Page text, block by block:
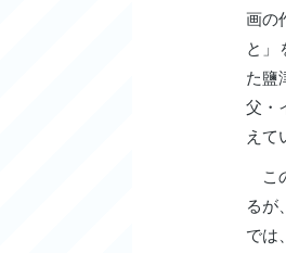
画の
と」
た鹽
父・
えて
こ
るが
では